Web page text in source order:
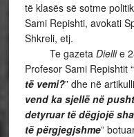
të klasës së sotme
Sami Repishti, avokati
Shkreli, etj.
Te gazeta Diellie
Profesor Sami Repishtit “
të vemi?” dhe në
vend ka sjellë në
detyruar të dëgjojë
të përgjegjshme”